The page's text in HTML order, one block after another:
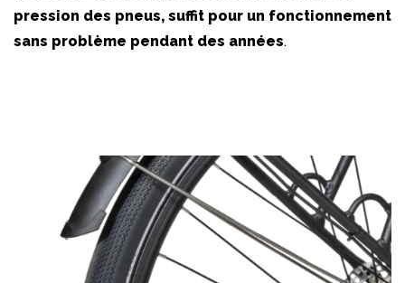
pression des pneus, suffit pour un fonctionnement
sans problème pendant des années.